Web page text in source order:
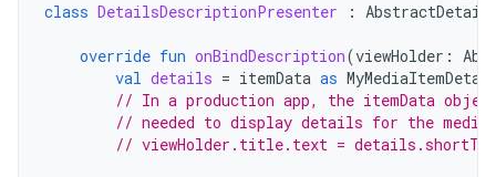
class DetailsDescriptionPresenter :
override fun onBindDescription(viewHolder :
val details = itemData as
// In a production app, the itemData
// needed to display details for the
// viewHolder.title.text =